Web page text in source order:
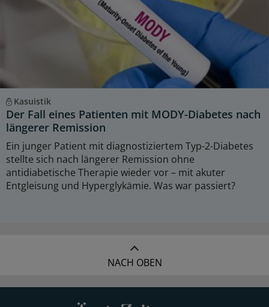
Kasuistik
Der Fall eines Patienten mit MODY-Diabetes nach
längerer Remission
Ein junger Patient mit diagnostiziertem Typ-2-Diabetes
stellte sich nach längerer Remission ohne
antidiabetische Therapie wieder vor – mit akuter
Entgleisung und Hyperglykämie. Was war passiert?
NACH OBEN